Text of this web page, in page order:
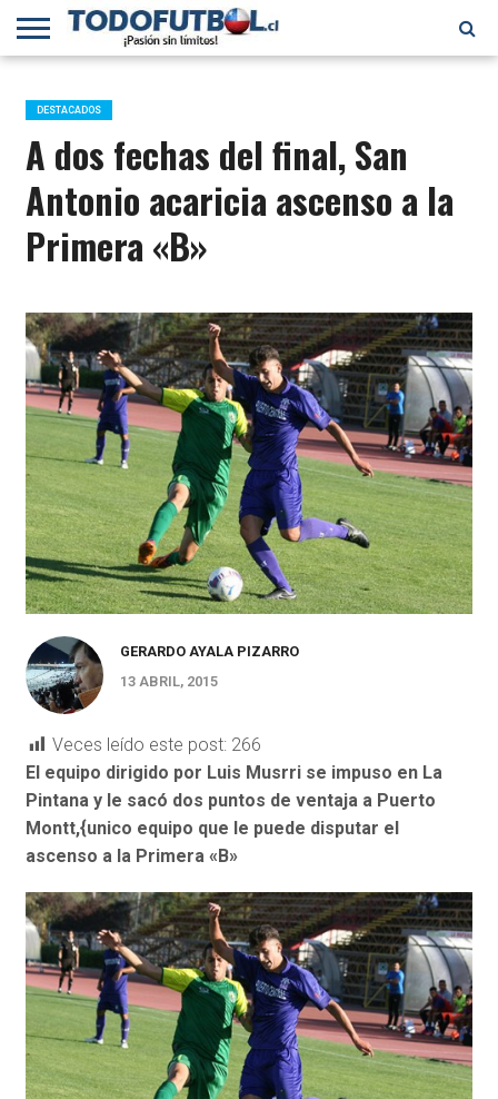
PRIMERA
B
SELECCIÓN
CHILENA
CHILENOS
EN EL
MUNDO
FÚTBOL
INTERNACIONAL
DESTACADOS
A dos fechas del final, San
Antonio acaricia ascenso a la
Primera «B»
GERARDO AYALA PIZARRO
13 ABRIL, 2015
Veces leído este post: 266
El equipo dirigido por Luis Musrri se impuso en La
Pintana y le sacó dos puntos de ventaja a Puerto
Montt,{unico equipo que le puede disputar el
ascenso a la Primera «B»